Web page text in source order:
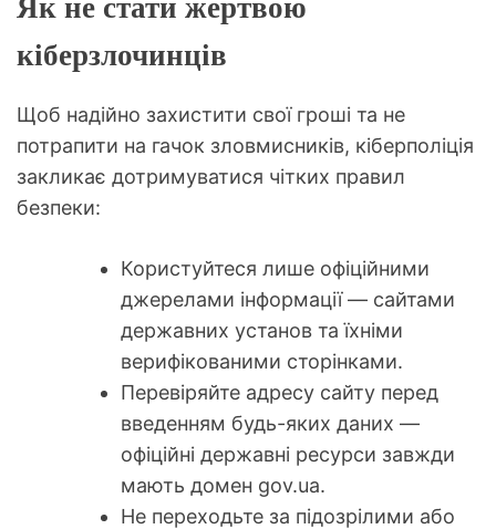
Як не стати жертвою
кіберзлочинців
Щоб надійно захистити свої гроші та не
потрапити на гачок зловмисників, кіберполіція
закликає дотримуватися чітких правил
безпеки:
Користуйтеся лише офіційними
джерелами інформації — сайтами
державних установ та їхніми
верифікованими сторінками.
Перевіряйте адресу сайту перед
введенням будь-яких даних —
офіційні державні ресурси завжди
мають домен gov.ua.
Не переходьте за підозрілими або